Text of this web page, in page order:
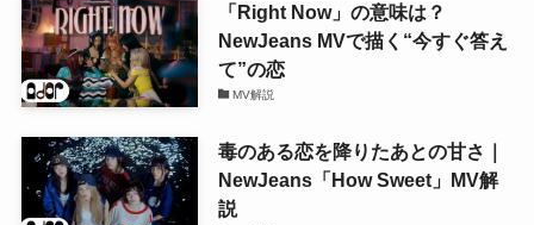
「Right Now」の意味は？
NewJeans MVで描く“今すぐ答え
て”の恋
MV解説
毒のある恋を降りたあとの甘さ｜
NewJeans「How Sweet」MV解
説